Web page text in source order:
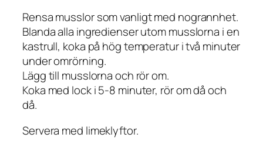
Rensa musslor som vanligt med nogrannhet.
Blanda alla ingredienser utom musslorna i en
kastrull, koka på hög temperatur i två minuter
under omrörning.
Lägg till musslorna och rör om.
Koka med lock i 5-8 minuter, rör om då och
då.
Servera med limeklyftor.